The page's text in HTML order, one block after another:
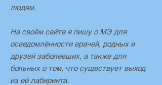
людям.
На своём сайте я пишу о МЭ для
осведомлённости врачей, родных и
друзей заболевших, а также для
больных о том, что существует выход
из её лабиринта.